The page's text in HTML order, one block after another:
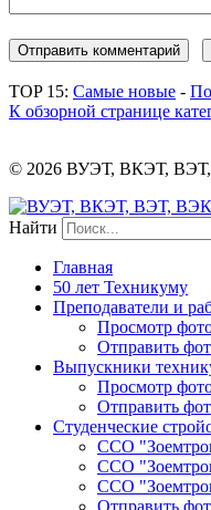
TOP 15: Самые новые -
К обзорной странице
© 2026 ВУЭТ, ВКЭТ, ВЭТ,
Найти
Главная
50 лет Техникуму
Преподаватели и
Просмотр
Отправить
Выпускники
Просмотр
Отправить
Студенческие
ССО
ССО
ССО
Отправить